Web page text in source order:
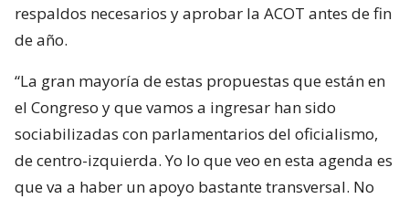
respaldos necesarios y aprobar la ACOT antes de fin
de año.
“La gran mayoría de estas propuestas que están en
el Congreso y que vamos a ingresar han sido
sociabilizadas con parlamentarios del oficialismo,
de centro-izquierda. Yo lo que veo en esta agenda es
que va a haber un apoyo bastante transversal. No